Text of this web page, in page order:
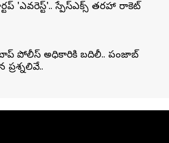
'ఎవరెస్ట్'.. స్పేస్‌ఎక్స్ తరహా రాకెట్‌
పోలీస్ అధికారికి బదిలీ.. పంజాబ్